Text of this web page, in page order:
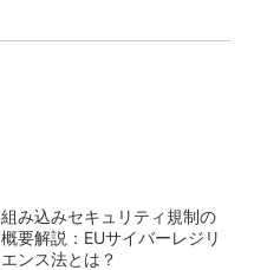
組み込みセキュリティ規制の
概要解説：EUサイバーレジリ
エンス法とは？